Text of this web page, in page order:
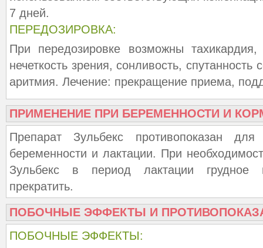
7 дней.
ПЕРЕДОЗИРОВКА:
При передозировке возможны
нечеткость зрения, сонливость, спутанность
аритмия. Лечение: прекращение приема,
ПРИМЕНЕНИЕ ПРИ БЕРЕМЕННОСТИ И
Препарат Зульбекс противопоказан
беременности и лактации. При
Зульбекс в период лактации грудное
прекратить.
ПОБОЧНЫЕ ЭФФЕКТЫ И
ПОБОЧНЫЕ ЭФФЕКТЫ: